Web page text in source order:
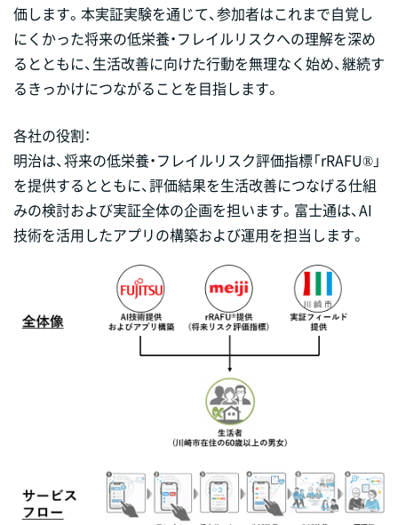
価します。本実証実験を通じて、参加者はこれまで自覚し
にくかった将来の低栄養・フレイルリスクへの理解を深め
るとともに、生活改善に向けた行動を無理なく始め、継続す
るきっかけにつながることを目指します。
各社の役割：
明治は、将来の低栄養・フレイルリスク評価指標「rRAFU®」
を提供するとともに、評価結果を生活改善につなげる仕組
みの検討および実証全体の企画を担います。富士通は、AI
技術を活用したアプリの構築および運用を担当します。